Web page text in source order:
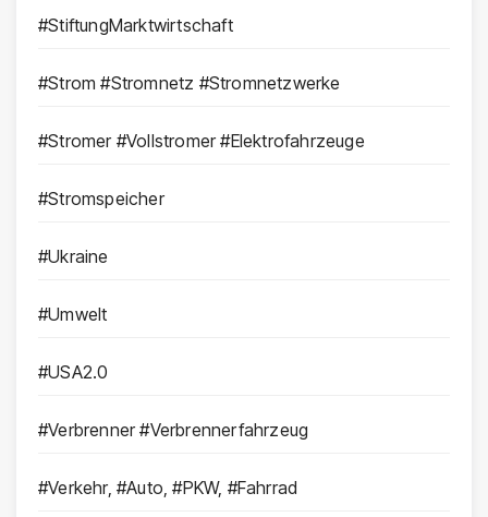
#StiftungMarktwirtschaft
#Strom #Stromnetz #Stromnetzwerke
#Stromer #Vollstromer #Elektrofahrzeuge
#Stromspeicher
#Ukraine
#Umwelt
#USA2.0
#Verbrenner #Verbrennerfahrzeug
#Verkehr, #Auto, #PKW, #Fahrrad